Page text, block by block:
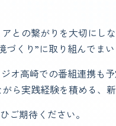
との繋がりを大切にしな
くり”に取り組んでまい
オ高崎での番組連携も予
ら実践経験を積める、
ご期待ください。